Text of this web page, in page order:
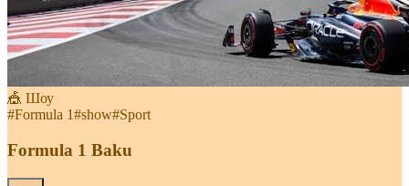
🎪 Шоу
#Formula 1#show#Sport
Formula 1 Baku